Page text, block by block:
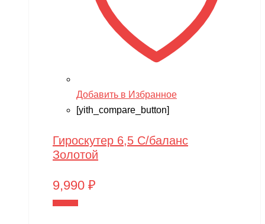
Добавить в Избранное
[yith_compare_button]
Гироскутер 6,5 С/баланс
Золотой
9,990 ₽